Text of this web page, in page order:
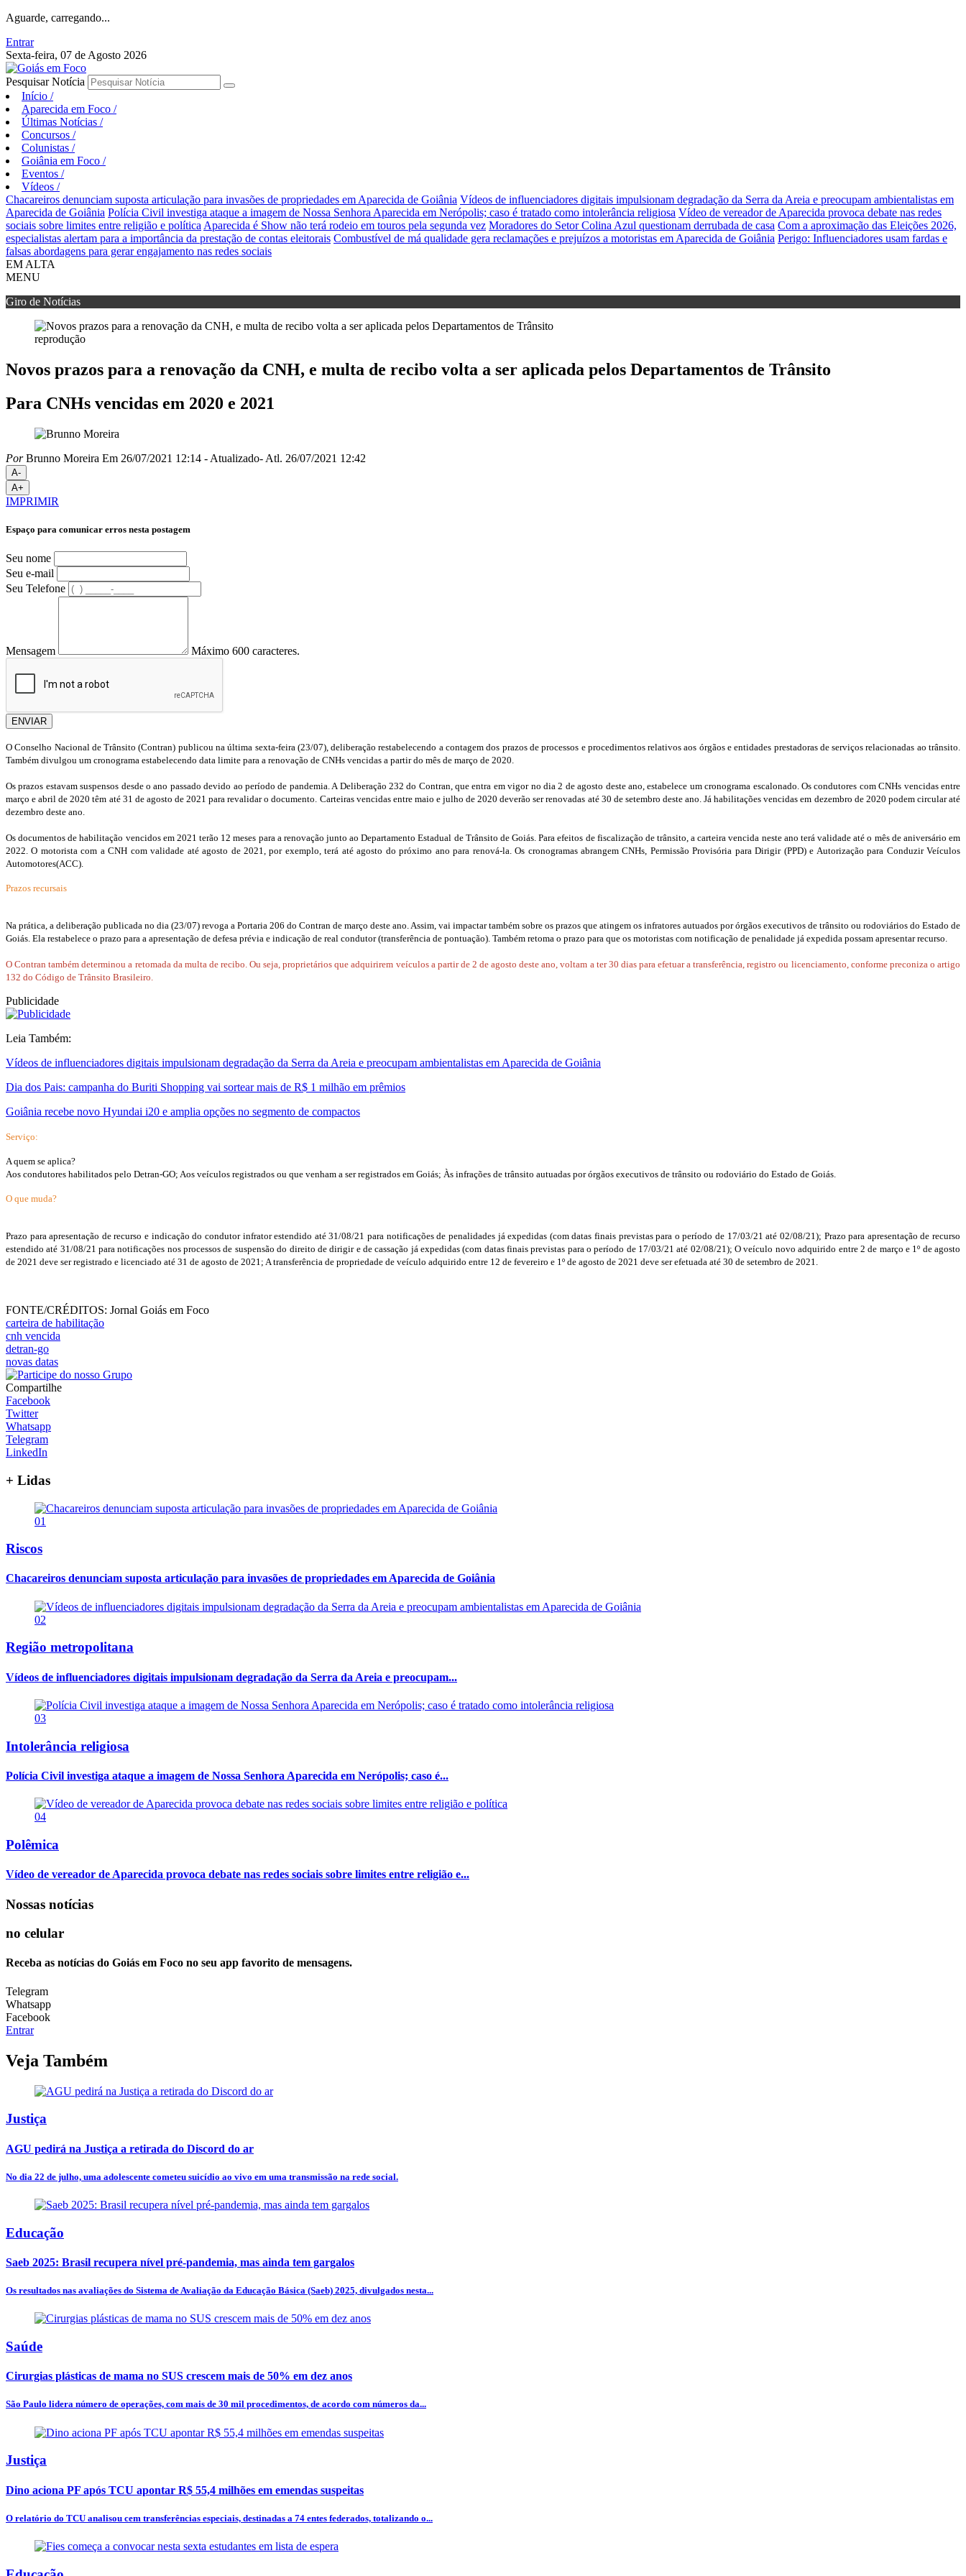
Aguarde, carregando...
Entrar
Sexta-feira, 07 de Agosto 2026
Pesquisar Notícia
Início /
Aparecida em Foco /
Últimas Notícias /
Concursos /
Colunistas /
Goiânia em Foco /
Eventos /
Vídeos /
Chacareiros denunciam suposta articulação para invasões de propriedades em Aparecida de Goiânia Vídeos de influenciadores digitais impulsionam degradação da Serra da Areia e preocupam ambientalistas em
Aparecida de Goiânia Polícia Civil investiga ataque a imagem de Nossa Senhora Aparecida em Nerópolis; caso é tratado como intolerância religiosa Vídeo de vereador de Aparecida provoca debate nas redes
sociais sobre limites entre religião e política Aparecida é Show não terá rodeio em touros pela segunda vez Moradores do Setor Colina Azul questionam derrubada de casa Com a aproximação das Eleições 2026,
especialistas alertam para a importância da prestação de contas eleitorais Combustível de má qualidade gera reclamações e prejuízos a motoristas em Aparecida de Goiânia Perigo: Influenciadores usam fardas e
falsas abordagens para gerar engajamento nas redes sociais
EM ALTA
MENU
Giro de Notícias
reprodução
Novos prazos para a renovação da CNH, e multa de recibo volta a ser aplicada pelos Departamentos de Trânsito
Para CNHs vencidas em 2020 e 2021
PorBrunno Moreira Em 26/07/2021 12:14 - Atualizado- Atl. 26/07/2021 12:42
A-
A+
IMPRIMIR
Espaço para comunicar erros nesta postagem
Seu nome
Seu e-mail
Seu Telefone
Mensagem Máximo 600 caracteres.
ENVIAR
O Conselho Nacional de Trânsito (Contran) publicou na última sexta-feira (23/07), deliberação restabelecendo a contagem dos prazos de processos e procedimentos relativos aos órgãos e entidades prestadoras de serviços relacionadas ao trânsito.
Também divulgou um cronograma estabelecendo data limite para a renovação de CNHs vencidas a partir do mês de março de 2020.
Os prazos estavam suspensos desde o ano passado devido ao período de pandemia. A Deliberação 232 do Contran, que entra em vigor no dia 2 de agosto deste ano, estabelece um cronograma escalonado.Os condutores com CNHs vencidas entre
março e abril de 2020 têm até 31 de agosto de 2021 para revalidar o documento. Carteiras vencidas entre maio e julho de 2020 deverão ser renovadas até 30 de setembro deste ano. Já habilitações vencidas em dezembro de 2020 podem circular até
dezembro deste ano.
Os documentos de habilitação vencidos em 2021 terão 12 meses para a renovação junto ao Departamento Estadual de Trânsito de Goiás. Para efeitos de fiscalização de trânsito, a carteira vencida neste ano terá validade até o mês de aniversário em
2022.O motorista com a CNH com validade até agosto de 2021, por exemplo, terá até agosto do próximo ano para renová-la. Os cronogramas abrangem CNHs, Permissão Provisória para Dirigir (PPD) e Autorização para Conduzir Veículos
Automotores(ACC).
Prazos recursais
Na prática, a deliberação publicada no dia (23/07) revoga a Portaria 206 do Contran de março deste ano. Assim, vai impactar também sobre os prazos que atingem os infratores autuados por órgãos executivos de trânsito ou rodoviários do Estado de
Goiás. Ela restabelece o prazo para a apresentação de defesa prévia e indicação de real condutor (transferência de pontuação). Também retoma o prazo para que os motoristas com notificação de penalidade já expedida possam apresentar recurso.
O Contran também determinou a retomada da multa de recibo. Ou seja, proprietários que adquirirem veículos a partir de 2 de agosto deste ano, voltam a ter 30 dias para efetuar a transferência, registro ou licenciamento, conforme preconiza o artigo
132 do Código de Trânsito Brasileiro.
Publicidade
Leia Também:
Vídeos de influenciadores digitais impulsionam degradação da Serra da Areia e preocupam ambientalistas em Aparecida de Goiânia
Dia dos Pais: campanha do Buriti Shopping vai sortear mais de R$ 1 milhão em prêmios
Goiânia recebe novo Hyundai i20 e amplia opções no segmento de compactos
Serviço:
A quem se aplica?
Aos condutores habilitados pelo Detran-GO; Aos veículos registrados ou que venham a ser registrados em Goiás; Às infrações de trânsito autuadas por órgãos executivos de trânsito ou rodoviário do Estado de Goiás.
O que muda?
Prazo para apresentação de recurso e indicação do condutor infrator estendido até 31/08/21 para notificações de penalidades já expedidas (com datas finais previstas para o período de 17/03/21 até 02/08/21); Prazo para apresentação de recurso
estendido até 31/08/21 para notificações nos processos de suspensão do direito de dirigir e de cassação já expedidas (com datas finais previstas para o período de 17/03/21 até 02/08/21); O veículo novo adquirido entre 2 de março e 1º de agosto
de 2021 deve ser registrado e licenciado até 31 de agosto de 2021; A transferência de propriedade de veículo adquirido entre 12 de fevereiro e 1º de agosto de 2021 deve ser efetuada até 30 de setembro de 2021.
FONTE/CRÉDITOS: Jornal Goiás em Foco
carteira de habilitação
cnh vencida
detran-go
novas datas
Compartilhe
Facebook
Twitter
Whatsapp
Telegram
LinkedIn
+ Lidas
01
Riscos
Chacareiros denunciam suposta articulação para invasões de propriedades em Aparecida de Goiânia
02
Região metropolitana
Vídeos de influenciadores digitais impulsionam degradação da Serra da Areia e preocupam...
03
Intolerância religiosa
Polícia Civil investiga ataque a imagem de Nossa Senhora Aparecida em Nerópolis; caso é...
04
Polêmica
Vídeo de vereador de Aparecida provoca debate nas redes sociais sobre limites entre religião e...
Nossas notícias
no celular
Receba as notícias do Goiás em Foco no seu app favorito de mensagens.
Telegram
Whatsapp
Facebook
Entrar
Veja Também
Justiça
AGU pedirá na Justiça a retirada do Discord do ar
No dia 22 de julho, uma adolescente cometeu suicídio ao vivo em uma transmissão na rede social.
Educação
Saeb 2025: Brasil recupera nível pré-pandemia, mas ainda tem gargalos
Os resultados nas avaliações do Sistema de Avaliação da Educação Básica (Saeb) 2025, divulgados nesta...
Saúde
Cirurgias plásticas de mama no SUS crescem mais de 50% em dez anos
São Paulo lidera número de operações, com mais de 30 mil procedimentos, de acordo com números da...
Justiça
Dino aciona PF após TCU apontar R$ 55,4 milhões em emendas suspeitas
O relatório do TCU analisou cem transferências especiais, destinadas a 74 entes federados, totalizando o...